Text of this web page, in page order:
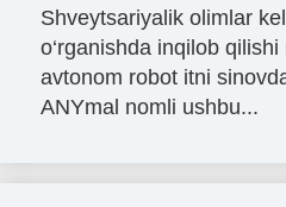
Shveytsariyalik olimlar
o‘rganishda inqilob
avtonom robot itni
ANYmal nomli ushbu...